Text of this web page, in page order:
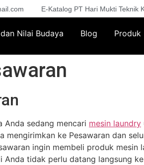
E-Katalog PT Hari Mukti Teknik
Nilai Budaya Blog Produk
Anda sedang mencari mesin laundry
mengirimkan ke Pesawaran dan
ingin membeli produk
Anda tidak perlu datang langsung